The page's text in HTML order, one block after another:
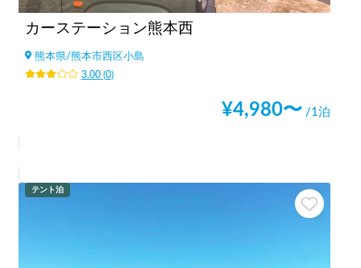
カーステーション熊本西
熊本県/熊本市西区小島
3.00(0)
¥4,980〜 /1泊
テント泊